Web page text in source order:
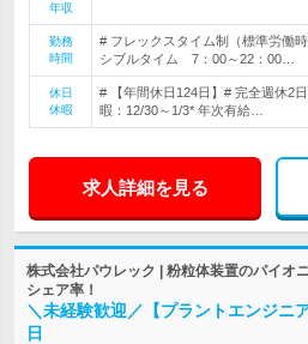
年収
勤務
時間
# フレックスタイム制（標準労働
シブルタイム 7：00～22：00…
休日
休暇
# 【年間休日124日】# 完全週休2
暇：12/30～1/3* 年次有給…
求人詳細を見る
株式会社パウレック | 粉粒体装置のパイオ
シェア率！
＼未経験歓迎／【プラントエンジ
日